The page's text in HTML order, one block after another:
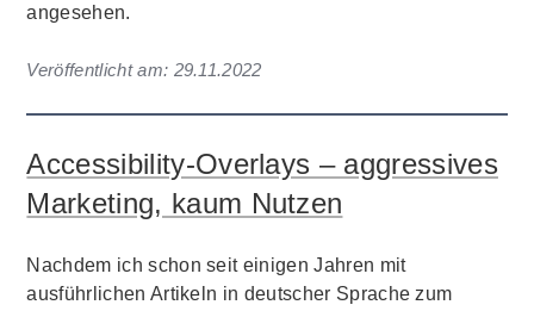
angesehen.
Veröffentlicht am: 29.11.2022
Accessibility-Overlays – aggressives
Marketing, kaum Nutzen
Nachdem ich schon seit einigen Jahren mit
ausführlichen Artikeln in deutscher Sprache zum